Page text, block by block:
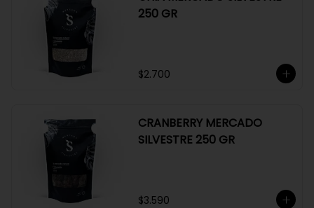
250 GR
$2.700
CRANBERRY MERCADO
SILVESTRE 250 GR
$3.590